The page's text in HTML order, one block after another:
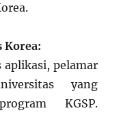
Korea:
aplikasi, pelamar
yang
KGSP.